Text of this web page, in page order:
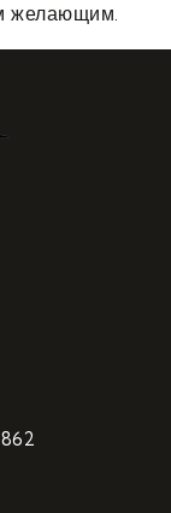
желающим.